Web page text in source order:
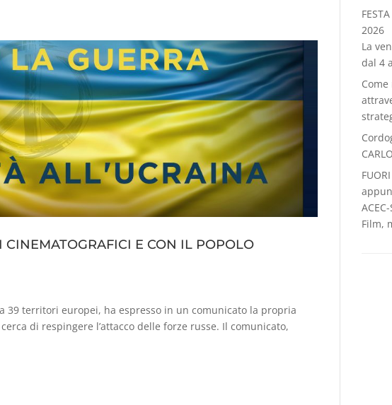
CINEMATOGRAFICI E CON IL POPOLO
39 territori europei, ha espresso in un comunicato la propria
di respingere l’attacco delle forze russe. Il comunicato,
2026
La
dal 4
Film,